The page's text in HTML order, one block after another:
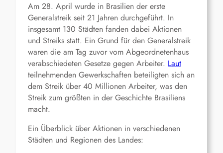
Am 28. April wurde in Brasilien der erste
Generalstreik seit 21 Jahren durchgeführt. In
insgesamt 130 Städten fanden dabei Aktionen
und Streiks statt. Ein Grund für den Generalstreik
waren die am Tag zuvor vom Abgeordnetenhaus
verabschiedeten Gesetze gegen Arbeiter. Laut
teilnehmenden Gewerkschaften beteiligten sich an
dem Streik über 40 Millionen Arbeiter, was den
Streik zum größten in der Geschichte Brasiliens
macht.
Ein Überblick über Aktionen in verschiedenen
Städten und Regionen des Landes: